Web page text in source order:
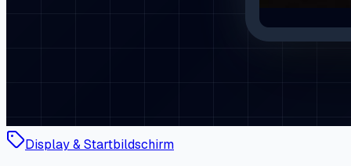
Display & Startbildschirm